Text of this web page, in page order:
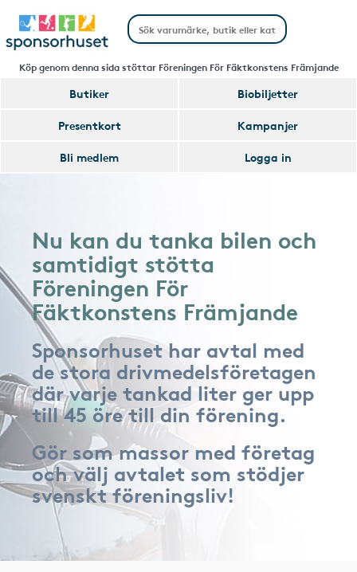
Köp genom denna sida stöttar Föreningen För Fäktkonstens Främjande
Butiker
Biobiljetter
Presentkort
Kampanjer
Bli medlem
Logga in
Nu kan du tanka bilen och
samtidigt stötta
Föreningen För
Fäktkonstens Främjande
Sponsorhuset har avtal med
de stora drivmedelsföretagen
där varje tankad liter ger upp
till 45 öre till din förening.
Gör som massor med företag
och välj avtalet som stödjer
svenskt föreningsliv!